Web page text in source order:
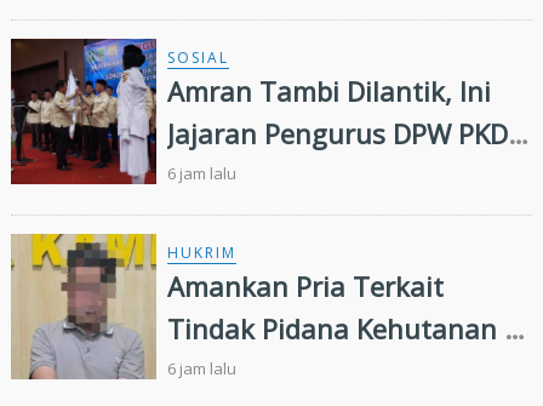
Bombing Dikerahkan
SOSIAL
Amran Tambi Dilantik, Ini
Jajaran Pengurus DPW PKDP
Riau 2026-2031
6 jam lalu
HUKRIM
Amankan Pria Terkait
Tindak Pidana Kehutanan di
Kampar Kiri, Polisi Temukan
6 jam lalu